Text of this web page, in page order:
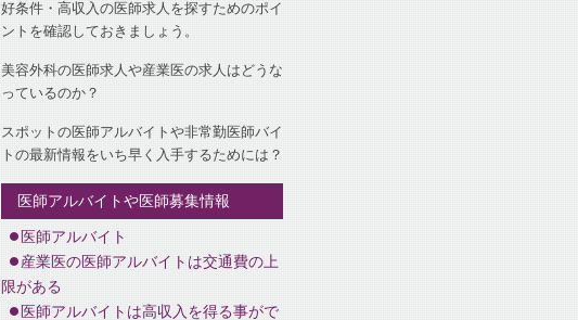
好条件・高収入の医師求人を探すためのポイ
ントを確認しておきましょう。
美容外科の医師求人や産業医の求人はどうな
っているのか？
スポットの医師アルバイトや非常勤医師バイ
トの最新情報をいち早く入手するためには？
医師アルバイトや医師募集情報
医師アルバイト
産業医の医師アルバイトは交通費の上
限がある
医師アルバイトは高収入を得る事がで